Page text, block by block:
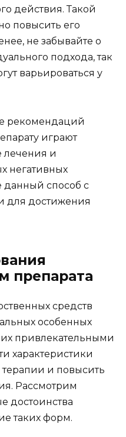
действия. Такой
повысить его
не забывайте о
подхода, так
варьироваться у
рекомендаций
играют
лечения и
негативных
данный способ с
для достижения
препарата
средств
особенных
привлекательными
характеристики
терапии и повысить
Рассмотрим
достоинства
таких форм.